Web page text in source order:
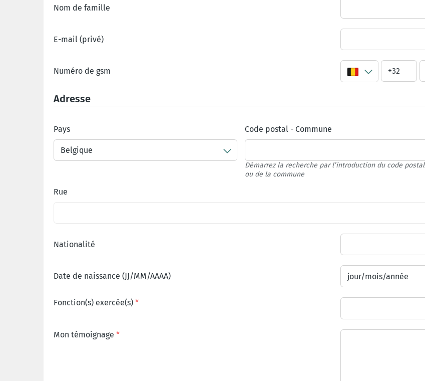
Nom de famille
E-mail (privé)
Numéro de gsm
Adresse
Pays
Belgique
Code postal - Commune
Démarrez la recherche par l’introduction du code postal
ou de la commune
Rue
Nationalité
Date de naissance (JJ/MM/AAAA)
Fonction(s) exercée(s)
Mon témoignage